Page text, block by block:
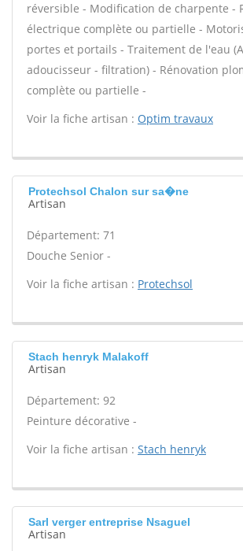
réversible - Modification de charpente -
électrique complète ou partielle -
portes et portails - Traitement de l'eau
adoucisseur - filtration) - Rénovation
complète ou partielle -
Voir la fiche artisan : Optim travaux
Protechsol Chalon sur sa�ne
Artisan
Département: 71
Douche Senior -
Voir la fiche artisan : Protechsol
Stach henryk Malakoff
Artisan
Département: 92
Peinture décorative -
Voir la fiche artisan : Stach henryk
Sarl verger entreprise Nsaguel
Artisan